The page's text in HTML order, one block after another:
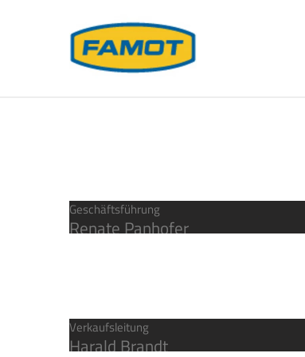
Geschäftsführung
Renate Panhofer
Verkaufsleitung
Harald Brandt